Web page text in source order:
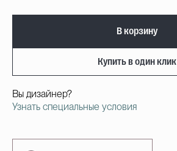
В корзину
Купить в один клик
Вы дизайнер?
Узнать специальные условия